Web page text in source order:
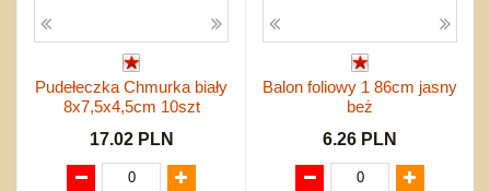
Pudełeczka Chmurka biały
8x7,5x4,5cm 10szt
17.02 PLN
Balon foliowy 1 86cm jasny
beż
6.26 PLN